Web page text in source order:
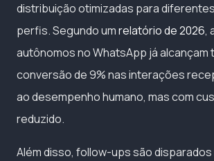
distribuição otimizadas para
perfis. Segundo umrelatório de 2026,
autônomos no WhatsApp já alcançam
conversão de 9% nas interações
ao desempenho humano, mas com
reduzido.
Além disso, follow-ups são